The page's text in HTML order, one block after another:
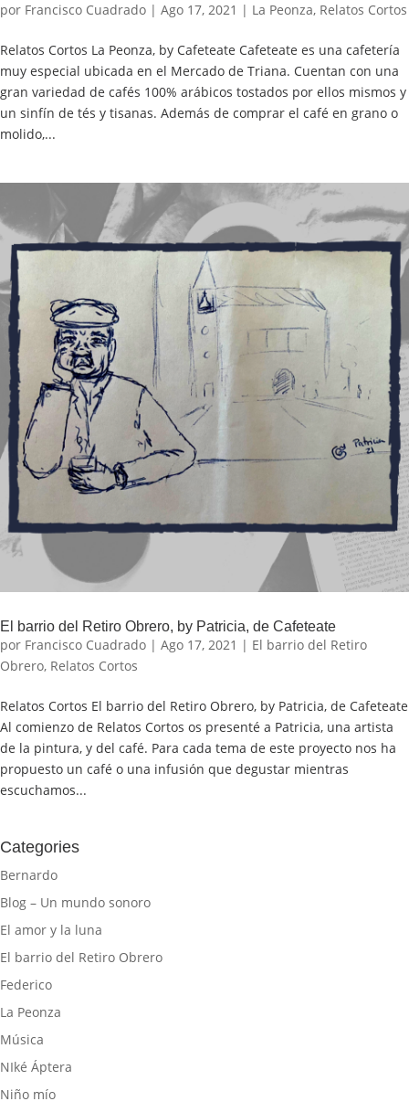
por Francisco Cuadrado | Ago 17, 2021 | La Peonza, Relatos Cortos
Relatos Cortos La Peonza, by Cafeteate Cafeteate es una cafetería
muy especial ubicada en el Mercado de Triana. Cuentan con una
gran variedad de cafés 100% arábicos tostados por ellos mismos y
un sinfín de tés y tisanas. Además de comprar el café en grano o
molido,...
El barrio del Retiro Obrero, by Patricia, de Cafeteate
por Francisco Cuadrado | Ago 17, 2021 | El barrio del Retiro
Obrero, Relatos Cortos
Relatos Cortos El barrio del Retiro Obrero, by Patricia, de Cafeteate
Al comienzo de Relatos Cortos os presenté a Patricia, una artista
de la pintura, y del café. Para cada tema de este proyecto nos ha
propuesto un café o una infusión que degustar mientras
escuchamos...
Categories
Bernardo
Blog – Un mundo sonoro
El amor y la luna
El barrio del Retiro Obrero
Federico
La Peonza
Música
NIké Áptera
Niño mío